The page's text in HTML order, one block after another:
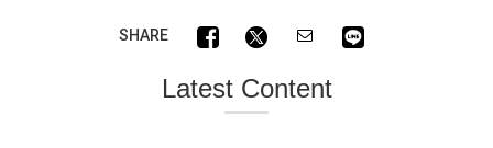
SHARE
Latest Content